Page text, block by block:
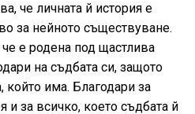
че личната й история е
за нейното съществуване.
е родена под щастлива
на съдбата си, защото
който има. Благодари за
и за всичко, което съдбата й